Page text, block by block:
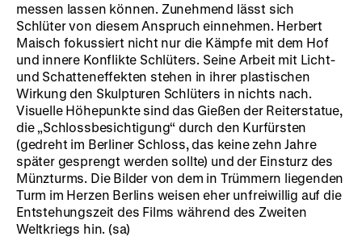
messen lassen können. Zunehmend lässt sich
Schlüter von diesem Anspruch einnehmen. Herbert
Maisch fokussiert nicht nur die Kämpfe mit dem Hof
und innere Konflikte Schlüters. Seine Arbeit mit Licht-
und Schatteneffekten stehen in ihrer plastischen
Wirkung den Skulpturen Schlüters in nichts nach.
Visuelle Höhepunkte sind das Gießen der Reiterstatue,
die „Schlossbesichtigung“ durch den Kurfürsten
(gedreht im Berliner Schloss, das keine zehn Jahre
später gesprengt werden sollte) und der Einsturz des
Münzturms. Die Bilder von dem in Trümmern liegenden
Turm im Herzen Berlins weisen eher unfreiwillig auf die
Entstehungszeit des Films während des Zweiten
Weltkriegs hin. (sa)